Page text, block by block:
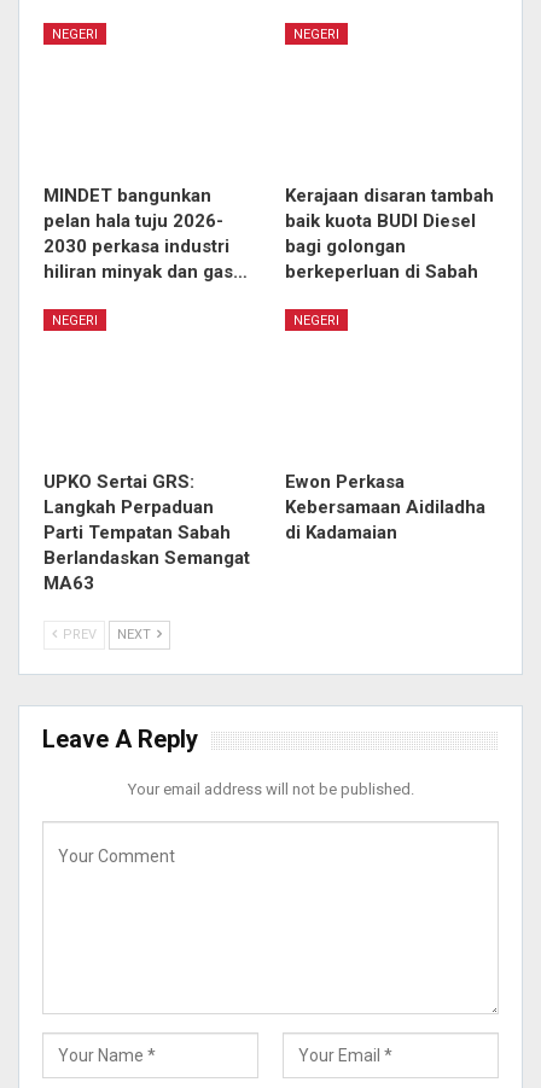
NEGERI
MINDET bangunkan
pelan hala tuju 2026-
2030 perkasa industri
hiliran minyak dan gas…
NEGERI
Kerajaan disaran tambah
baik kuota BUDI Diesel
bagi golongan
berkeperluan di Sabah
NEGERI
UPKO Sertai GRS:
Langkah Perpaduan
Parti Tempatan Sabah
Berlandaskan Semangat
MA63
NEGERI
Ewon Perkasa
Kebersamaan Aidiladha
di Kadamaian
PREV NEXT
Leave A Reply
Your email address will not be published.